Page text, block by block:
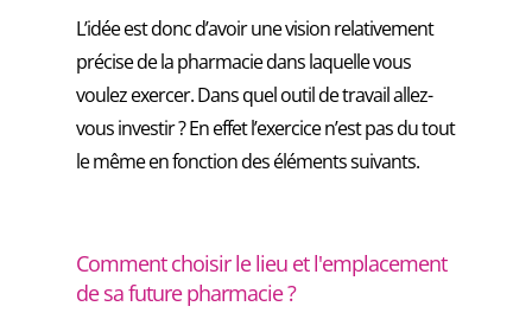
L’idée est donc d’avoir une vision relativement
précise de la pharmacie dans laquelle vous
voulez exercer. Dans quel outil de travail allez-
vous investir ? En effet l’exercice n’est pas du tout
le même en fonction des éléments suivants.
Comment choisir le lieu et l'emplacement
de sa future pharmacie ?